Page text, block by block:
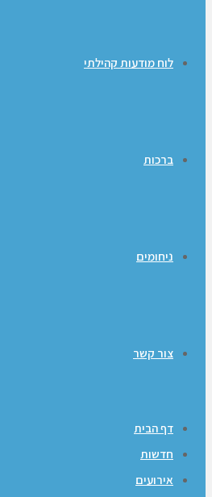
לוח מודעות קהילתי
ברכות
ניחומים
צור קשר
דף הבית
חדשות
אירועים